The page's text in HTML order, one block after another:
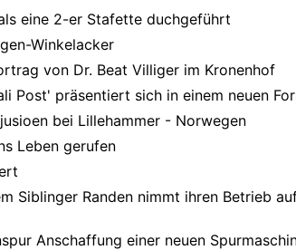
eine 2-er Stafette duchgeführt
Winkelacker
von Dr. Beat Villiger im Kronenhof
Post' präsentiert sich in einem neuen
bei Lillehammer - Norwegen
Leben gerufen
Siblinger Randen nimmt ihren Betrieb
Anschaffung einer neuen